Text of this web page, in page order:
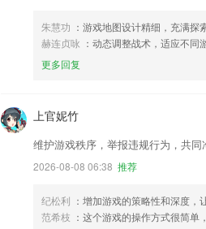
朱慧功 ：游戏地图设计精细，充满探
赫连贞咏 ：动态调整战术，适应不同
更多回复
上官妮竹
维护游戏秩序，举报违规行为，共同
2026-08-08 06:38 推荐
纪松利 ：增加游戏的策略性和深度，
范希枝 ：这个游戏的操作方式很简单